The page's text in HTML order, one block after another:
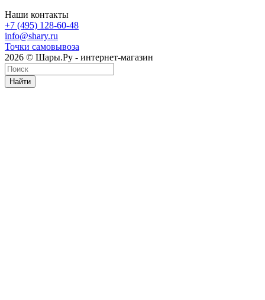
Наши контакты
+7 (495) 128-60-48
info@shary.ru
Точки самовывоза
2026 © Шары.Ру - интернет-магазин
Найти